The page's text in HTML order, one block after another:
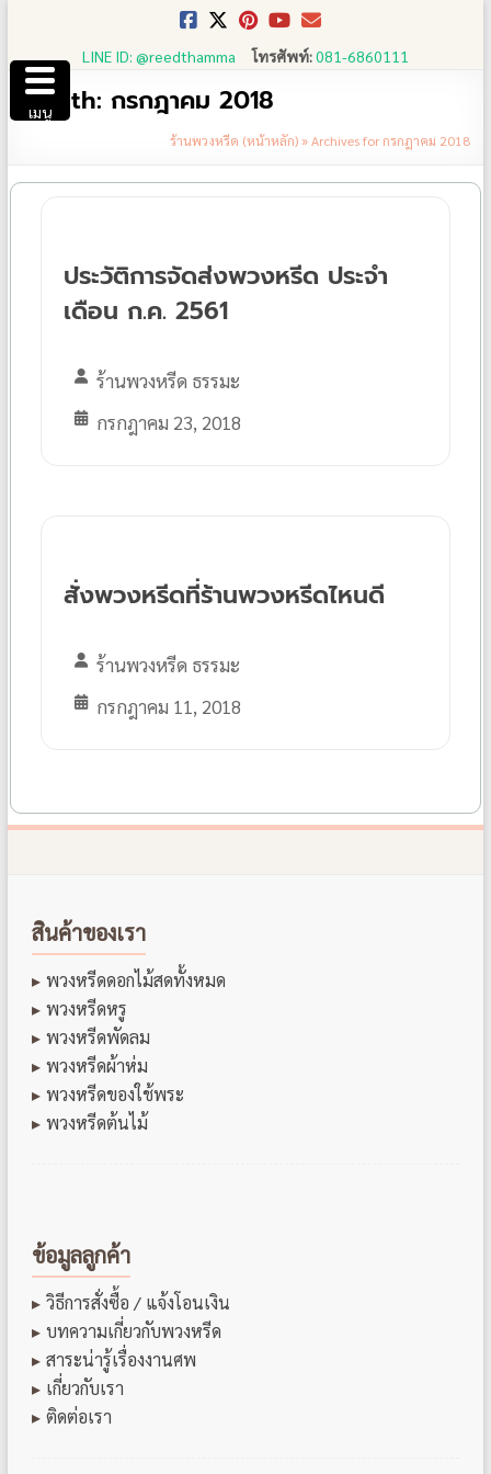
content
LINE ID: @reedthamma โทรศัพท์:081-6860111
Month: กรกฎาคม 2018
ร้านพวงหรีด (หน้าหลัก)»Archives for กรกฎาคม 2018
ประวัติการจัดส่งพวงหรีด ประจำ
เดือน ก.ค. 2561
ร้านพวงหรีด ธรรมะ
กรกฎาคม 23, 2018
สั่งพวงหรีดที่ร้านพวงหรีดไหนดี
ร้านพวงหรีด ธรรมะ
กรกฎาคม 11, 2018
สินค้าของเรา
พวงหรีดดอกไม้สดทั้งหมด
พวงหรีดหรู
พวงหรีดพัดลม
พวงหรีดผ้าห่ม
พวงหรีดของใช้พระ
พวงหรีดต้นไม้
ข้อมูลลูกค้า
วิธีการสั่งซื้อ / แจ้งโอนเงิน
บทความเกี่ยวกับพวงหรีด
สาระน่ารู้เรื่องงานศพ
เกี่ยวกับเรา
ติดต่อเรา
เมนู